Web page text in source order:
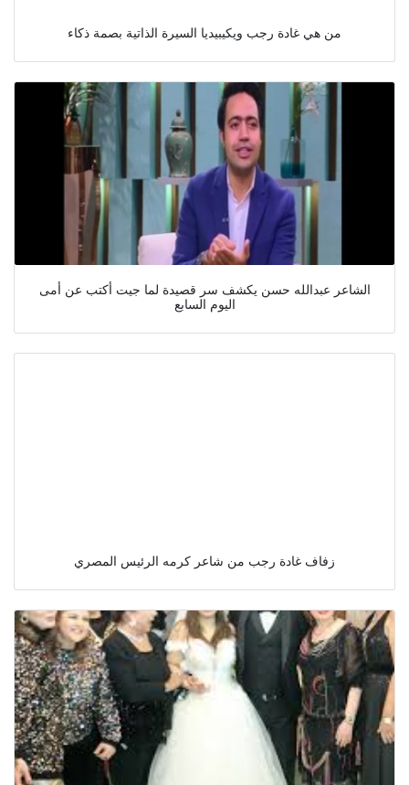
من هي غادة رجب ويكيبيديا السيرة الذاتية بصمة ذكاء
الشاعر عبدالله حسن يكشف سر قصيدة لما جيت أكتب عن أمى
اليوم السابع
زفاف غادة رجب من شاعر كرمه الرئيس المصري